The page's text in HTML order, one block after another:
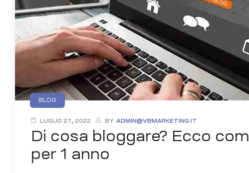
Categories
BLOG
LUGLIO 27, 2022 BY ADMIN@VBMARKETING.IT
Di cosa bloggare? Ecco
per 1 anno